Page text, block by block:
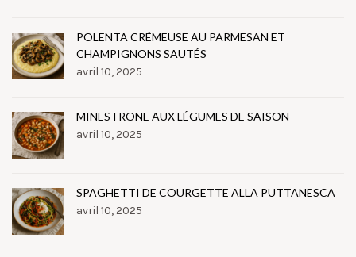
POLENTA CRÉMEUSE AU PARMESAN ET
CHAMPIGNONS SAUTÉS
avril 10, 2025
MINESTRONE AUX LÉGUMES DE SAISON
avril 10, 2025
SPAGHETTI DE COURGETTE ALLA PUTTANESCA
avril 10, 2025